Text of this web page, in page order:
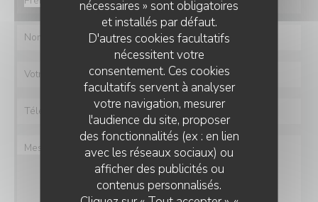
nécessaires » sont obligatoires
et installés par défaut.
D'autres cookies facultatifs
nécessitent votre
consentement. Ces cookies
facultatifs servent à analyser
votre navigation, mesurer
l'audience du site, proposer
des fonctionnalités (ex : en lien
avec les réseaux sociaux) ou
afficher des publicités ou
contenus personnalisés.
RESTAURANT ÉPHÉMÈRE DE RETOUR EN 2026